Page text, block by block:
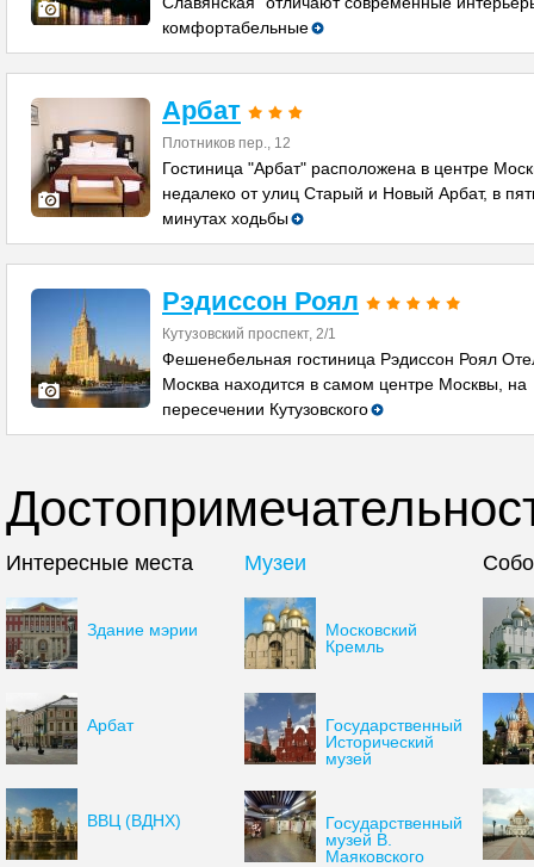
комфортабельные
Арбат
Плотников пер., 12
Гостиница "Арбат" расположена в центре
недалеко от улиц Старый и Новый Арбат, в
минутах ходьбы
Рэдиссон Роял
Кутузовский проспект, 2/1
Фешенебельная гостиница Рэдиссон Роял
Москва находится в самом центре Москвы, на
пересечении Кутузовского
Интересные места
Здание мэрии
Арбат
ВВЦ (ВДНХ)
Музеи
Московский
Кремль
Государственный
Исторический
музей
Государственный
музей В.
Маяковского